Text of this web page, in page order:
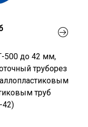
500 до 42 мм,
труборез
труб
42)